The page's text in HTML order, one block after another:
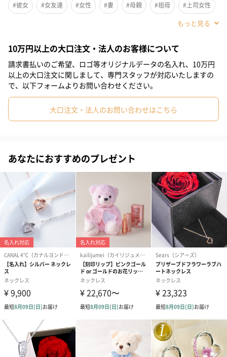
#彼女 #女友達 #女性 #妻 #母親 #祖母 #上司女性
#部下女性 #義母 #親戚女性 #20代前半 #20代後半
#30代 #40代 #50代 #60代 #70代 #80代 #90代
10万円以上の大口注文・法人のお客様について
請求書払いのご希望、ロゴ等オリジナルデータの名入れ、10万円
以上の大口注文に関しまして、専門スタッフが対応いたしますの
で、以下フォームよりお問い合わせください。
大口注文・法人のお問い合わせはこちら
あなたにおすすめのプレゼント